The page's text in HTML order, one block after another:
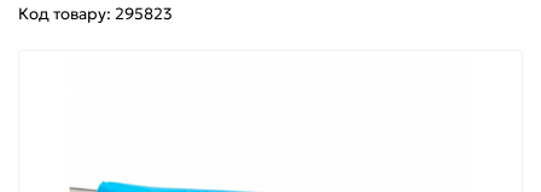
Код товару: 295823